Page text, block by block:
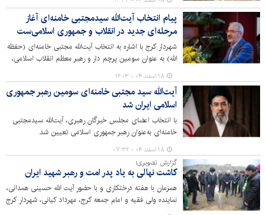
فیلم منتشر کرده است.
پیام انتخاب آیت‌الله سیدمجتبی خامنه‌ای آغاز
مرحله‌ای جدید در انقلاب و جمهوری اسلامی‌ست
شهردار کرج با اشاره به انتخاب آیت‌الله مجتبی خامنه‌ای (حفظه
الله) به عنوان سومین پرچم دار و رهبر معظم انقلاب اسلامی،
گفت: باور داریم که با اشراف ایشان به امور اجرایی کلان کشور
و برخورداری از کوله باری از تجربیات ارزشمند و اتصال به
سلاله ی پاک رهبر شهیدمان، قطعأ کشور و انقلاب را از
گردنه‌های سخت به سمت پیشرفت روز افزون، فتح قله های
جدید و تحقق اهداف متعالی نظام مقدس اسلامی حرکت و
سوق می دهند.
۱۸ اسفند ۰۴ - ۱۲:۰۳
آیت‌الله سید مجتبی خامنه‌ای سومین رهبر جمهوری
اسلامی ایران شد
با انتخاب اعضای مجلس خبرگان رهبری، آیت‌الله سیدمجتبی
خامنه‌ای به‌عنوان رهبر جمهوری اسلامی تعیین شد.
۱۸ اسفند ۰۴ - ۰۷:۳۲
گزارش تصویری؛
کاشت نهالی به یاد پدر امت و رهبر شهید ایران
همزمان با هفته درختکاری و با حضور آیت الله حسینی همدانی،
نماینده ولی فقیه و امام جمعه کرج، مهرداد کیانی، شهردار کرج
و مدیران شهری، مراسم روز درختکاری در پارک همگام برگزار